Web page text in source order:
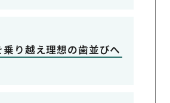
り越え理想の歯並びへ